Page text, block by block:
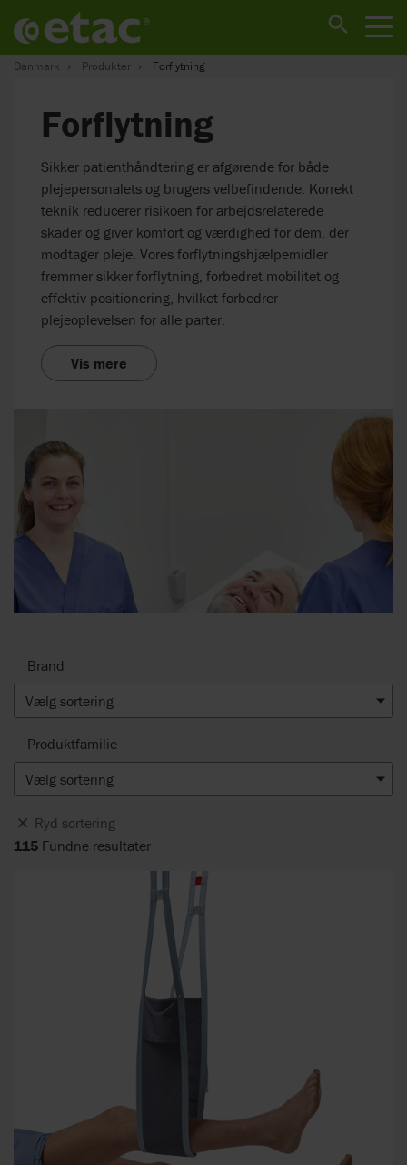
Danmark Produkter Forflytning
Forflytning
Sikker patienthåndtering er afgørende for både
plejepersonalets og brugers velbefindende. Korrekt
teknik reducerer risikoen for arbejdsrelaterede
skader og giver komfort og værdighed for dem, der
modtager pleje. Vores forflytningshjælpemidler
fremmer sikker forflytning, forbedret mobilitet og
effektiv positionering, hvilket forbedrer
plejeoplevelsen for alle parter.
Vis mere
Brand
Vælg sortering
Produktfamilie
Vælg sortering
Ryd sortering
115 Fundne resultater